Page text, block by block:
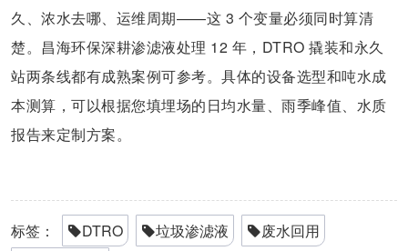
久、浓水去哪、运维周期——这 3 个变量必须同时算清
楚。昌海环保深耕渗滤液处理 12 年，DTRO 撬装和永久
站两条线都有成熟案例可参考。具体的设备选型和吨水成
本测算，可以根据您填埋场的日均水量、雨季峰值、水质
报告来定制方案。
标签： DTRO 垃圾渗滤液
废水回用